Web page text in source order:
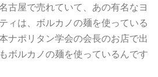
古屋で売れていて、あの有名なヨ
ィは、ボルカノの麺を使っている
ナポリタン学会の会長のお店で出
ボルカノの麺を使っているんです